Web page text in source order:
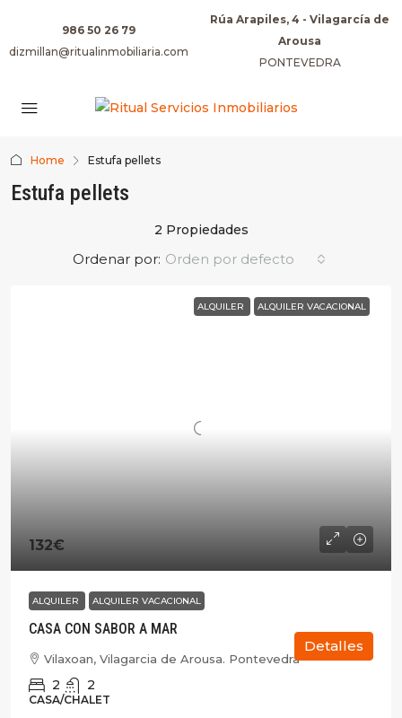
986 50 26 79
dizmillan@ritualinmobiliaria.com
Rúa Arapiles, 4 - Vilagarcía de
Arousa
PONTEVEDRA
Home Estufa pellets
Estufa pellets
2 Propiedades
Ordenar por: Orden por defecto
ALQUILER ALQUILER VACACIONAL
132€
ALQUILER ALQUILER VACACIONAL
CASA CON SABOR A MAR
Vilaxoan, Vilagarcia de Arousa. Pontevedra
2 2
CASA/CHALET
Detalles